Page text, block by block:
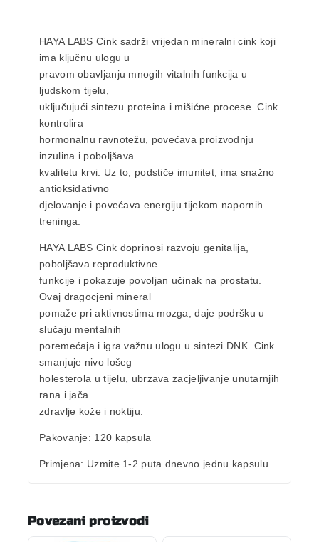
HAYA LABS Cink sadrži vrijedan mineralni cink koji
ima ključnu ulogu u
pravom obavljanju mnogih vitalnih funkcija u
ljudskom tijelu,
uključujući sintezu proteina i mišićne procese. Cink
kontrolira
hormonalnu ravnotežu, povećava proizvodnju
inzulina i poboljšava
kvalitetu krvi. Uz to, podstiče imunitet, ima snažno
antioksidativno
djelovanje i povećava energiju tijekom napornih
treninga.
HAYA LABS Cink doprinosi razvoju genitalija,
poboljšava reproduktivne
funkcije i pokazuje povoljan učinak na prostatu.
Ovaj dragocjeni mineral
pomaže pri aktivnostima mozga, daje podršku u
slučaju mentalnih
poremećaja i igra važnu ulogu u sintezi DNK. Cink
smanjuje nivo lošeg
holesterola u tijelu, ubrzava zacjeljivanje unutarnjih
rana i jača
zdravlje kože i noktiju.
Pakovanje: 120 kapsula
Primjena: Uzmite 1-2 puta dnevno jednu kapsulu
Povezani proizvodi